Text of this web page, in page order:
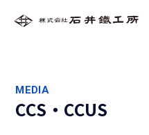
CCS・CCUS
MEDIA